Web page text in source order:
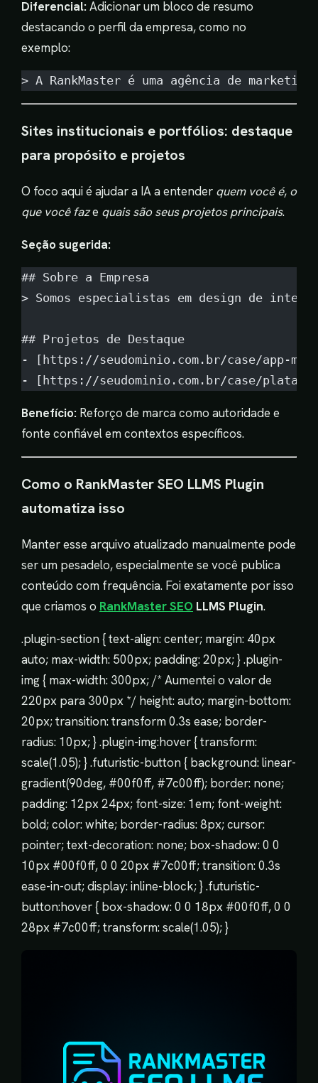
Diferencial:Adicionar um bloco de resumo
destacando o perfil da empresa, como no
exemplo:
> A RankMaster é uma agência de
Sites institucionais e portfólios: destaque
para propósito e projetos
O foco aqui é ajudar a IA a entender quem você é, o
que você faze quais são seus projetos principais.
Seção sugerida:
## Sobre a Empresa
> Somos especialistas em design de
## Projetos de Destaque
- [https://seudominio.com.br/case/app-
- [https://seudominio.com.br/case/
Benefício: Reforço de marca como autoridade e
fonte confiável em contextos específicos.
Como o RankMaster SEO LLMS Plugin
automatiza isso
Manter esse arquivo atualizado manualmente pode
ser um pesadelo, especialmente se você publica
conteúdo com frequência. Foi exatamente por isso
que criamos o RankMaster SEO LLMS Plugin.
.plugin-section { text-align: center; margin: 40px
auto; max-width: 500px; padding: 20px; } .plugin-
img { max-width: 300px; /* Aumentei o valor de
220px para 300px */ height: auto; margin-bottom:
20px; transition: transform 0.3s ease; border-
radius: 10px; } .plugin-img:hover { transform:
scale(1.05); } .futuristic-button { background: linear-
gradient(90deg, #00f0ff, #7c00ff); border: none;
padding: 12px 24px; font-size: 1em; font-weight:
bold; color: white; border-radius: 8px; cursor:
pointer; text-decoration: none; box-shadow: 0 0
10px #00f0ff, 0 0 20px #7c00ff; transition: 0.3s
ease-in-out; display: inline-block; } .futuristic-
button:hover { box-shadow: 0 0 18px #00f0ff, 0 0
28px #7c00ff; transform: scale(1.05); }